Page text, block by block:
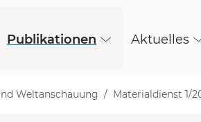
Publikationen
Aktuelles
Weltanschauung Materialdienst 1/